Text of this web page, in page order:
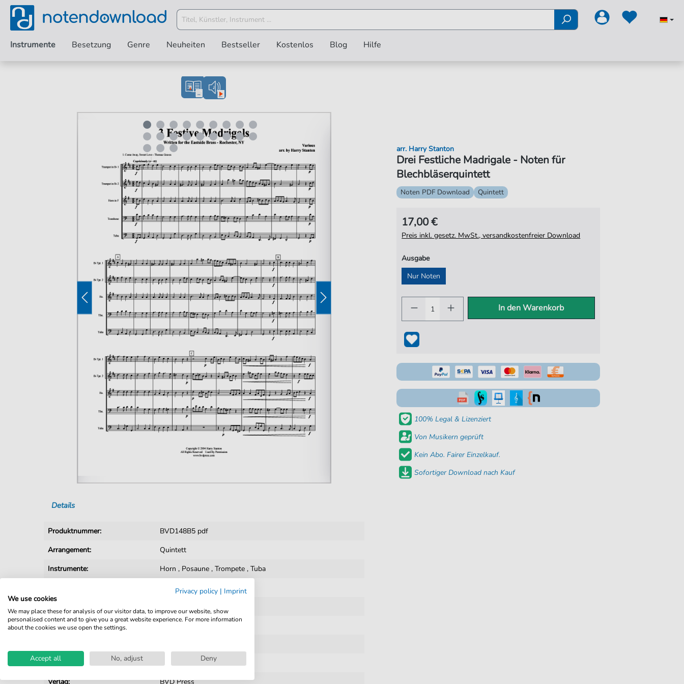
Instrumente Besetzung Genre Neuheiten Bestseller Kostenlos Blog Hilfe
Details
Produktnummer:
BVD148B5 pdf
Arrangement:
Quintett
Instrumente:
Horn , Posaune ,Trompete ,Tuba
Renaiss. Barock
Ära:
Quintett:
Spieldauer:
Verlag:
BVD Press
Drei Festliche Madrigale - Noten für
Blechbläserquintett
arr. Harry Stanton
Noten PDF Download Quintett
17,00 €
Preis inkl. gesetz. MwSt., versandkostenfreier Download
Ausgabe
Nur Noten
In den Warenkorb
100% Legal & Lizenziert
Von Musikern geprüft
Kein Abo. Fairer Einzelkauf.
Sofortiger Download nach Kauf
Privacy policy | Imprint
We use cookies
We may place these for analysis of our visitor data, to improve our website, show
personalised content and to give you a great website experience. For more information
about the cookies we use open the settings.
Accept all No, adjust Deny